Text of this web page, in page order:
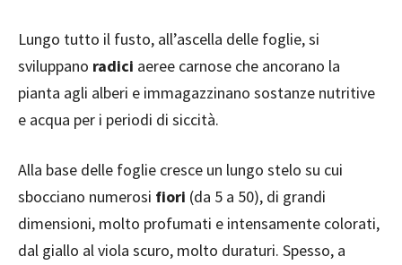
Lungo tutto il fusto, all’ascella delle foglie, si
sviluppano radici aeree carnose che ancorano la
pianta agli alberi e immagazzinano sostanze nutritive
e acqua per i periodi di siccità.
Alla base delle foglie cresce un lungo stelo su cui
sbocciano numerosi fiori (da 5 a 50), di grandi
dimensioni, molto profumati e intensamente colorati,
dal giallo al viola scuro, molto duraturi. Spesso, a